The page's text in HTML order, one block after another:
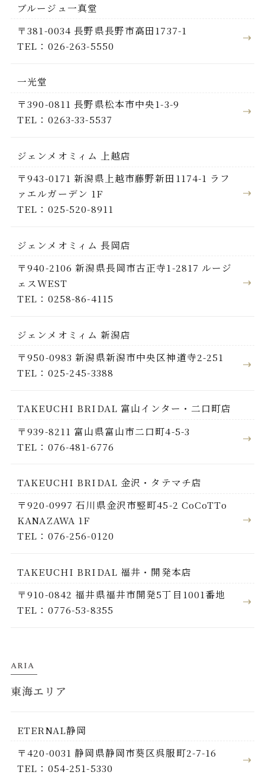
ブルージュ一真堂
〒381-0034 長野県長野市高田1737-1
TEL：026-263-5550
一光堂
〒390-0811 長野県松本市中央1-3-9
TEL：0263-33-5537
ジェンメオミィム 上越店
〒943-0171 新潟県上越市藤野新田1174-1 ラフ
ァエルガーデン 1F
TEL：025-520-8911
ジェンメオミィム 長岡店
〒940-2106 新潟県長岡市古正寺1-2817 ルージ
ェスWEST
TEL：0258-86-4115
ジェンメオミィム 新潟店
〒950-0983 新潟県新潟市中央区神道寺2-251
TEL：025-245-3388
TAKEUCHI BRIDAL 富山インター・二口町店
〒939-8211 富山県富山市二口町4-5-3
TEL：076-481-6776
TAKEUCHI BRIDAL 金沢・タテマチ店
〒920-0997 石川県金沢市竪町45-2 CoCoTTo
KANAZAWA 1F
TEL：076-256-0120
TAKEUCHI BRIDAL 福井・開発本店
〒910-0842 福井県福井市開発5丁目1001番地
TEL：0776-53-8355
ARIA
東海エリア
ETERNAL静岡
〒420-0031 静岡県静岡市葵区呉服町2-7-16
TEL：054-251-5330